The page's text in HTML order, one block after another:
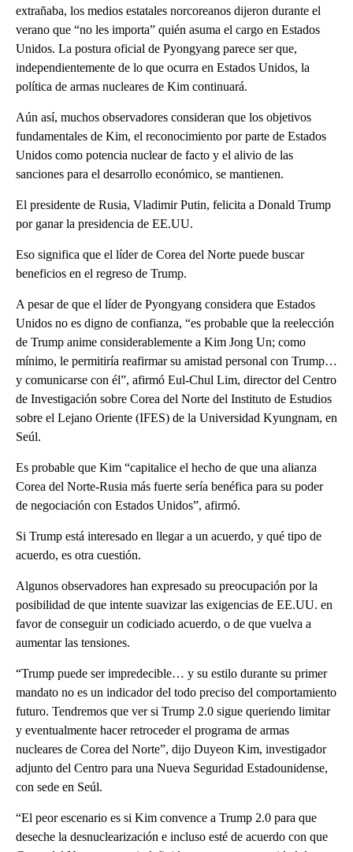
extrañaba, los medios estatales norcoreanos dijeron durante el
verano que “no les importa” quién asuma el cargo en Estados
Unidos. La postura oficial de Pyongyang parece ser que,
independientemente de lo que ocurra en Estados Unidos, la
política de armas nucleares de Kim continuará.
Aún así, muchos observadores consideran que los objetivos
fundamentales de Kim, el reconocimiento por parte de Estados
Unidos como potencia nuclear de facto y el alivio de las
sanciones para el desarrollo económico, se mantienen.
El presidente de Rusia, Vladimir Putin, felicita a Donald Trump
por ganar la presidencia de EE.UU.
Eso significa que el líder de Corea del Norte puede buscar
beneficios en el regreso de Trump.
A pesar de que el líder de Pyongyang considera que Estados
Unidos no es digno de confianza, “es probable que la reelección
de Trump anime considerablemente a Kim Jong Un; como
mínimo, le permitiría reafirmar su amistad personal con Trump…
y comunicarse con él”, afirmó Eul-Chul Lim, director del Centro
de Investigación sobre Corea del Norte del Instituto de Estudios
sobre el Lejano Oriente (IFES) de la Universidad Kyungnam, en
Seúl.
Es probable que Kim “capitalice el hecho de que una alianza
Corea del Norte-Rusia más fuerte sería benéfica para su poder
de negociación con Estados Unidos”, afirmó.
Si Trump está interesado en llegar a un acuerdo, y qué tipo de
acuerdo, es otra cuestión.
Algunos observadores han expresado su preocupación por la
posibilidad de que intente suavizar las exigencias de EE.UU. en
favor de conseguir un codiciado acuerdo, o de que vuelva a
aumentar las tensiones.
“Trump puede ser impredecible… y su estilo durante su primer
mandato no es un indicador del todo preciso del comportamiento
futuro. Tendremos que ver si Trump 2.0 sigue queriendo limitar
y eventualmente hacer retroceder el programa de armas
nucleares de Corea del Norte”, dijo Duyeon Kim, investigador
adjunto del Centro para una Nueva Seguridad Estadounidense,
con sede en Seúl.
“El peor escenario es si Kim convence a Trump 2.0 para que
deseche la desnuclearización e incluso esté de acuerdo con que